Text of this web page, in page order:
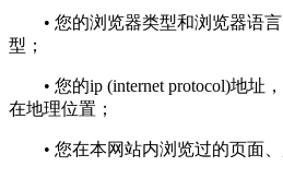
• 您的浏览器类型和浏览器语言
型；
• 您的ip (internet protocol)地址
在地理位置；
• 您在本网站内浏览过的页面、